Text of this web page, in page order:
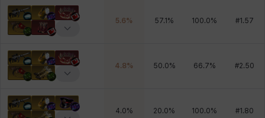
5.6% 57.1 % 100.0% #1.57
4.8% 50.0% 66.7% #2.50
4.0% 20.0% 100.0% #1.80